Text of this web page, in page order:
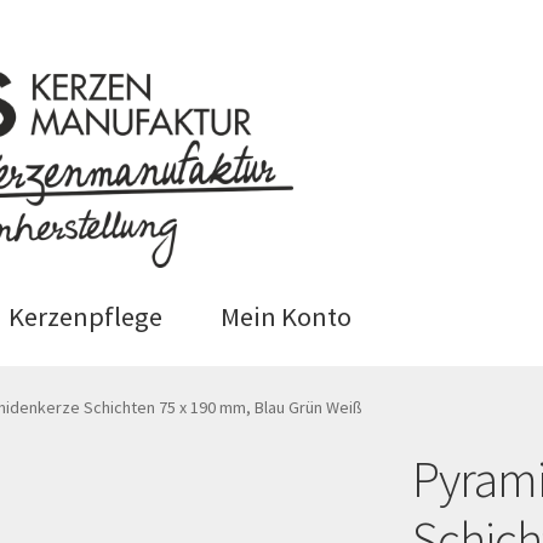
Kerzenpflege Mein Konto
Datenschutzerklärung
Kerzenpflege Mein
Schichten 75 x 190 mm, Blau Grün Weiß